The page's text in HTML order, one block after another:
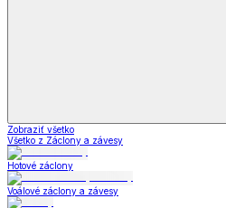
Zobraziť všetko
Všetko z Záclony a závesy
Hotové záclony
Voálové záclony a závesy